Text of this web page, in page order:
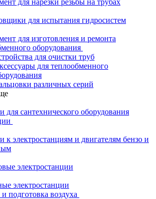
для нарезки резьбы на трубах
для испытания гидросистем
для изготовления и ремонта
оборудования
для очистки труб
для теплообменного
различных серий
для сантехнического оборудования
к электростанциям и двигателям бензо и
электростанции
электростанции
подготовка воздуха